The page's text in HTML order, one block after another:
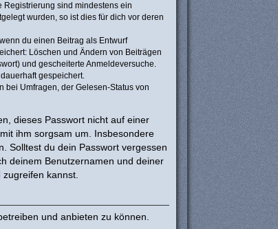
sind mindestens ein
wurden, so ist dies für dich vor deren
du einen Beitrag als Entwurf
Löschen und Ändern von Beiträgen
und gescheiterte Anmeldeversuche.
gespeichert.
bei Umfragen, der Gelesen-Status von
dieses Passwort nicht auf einer
ihm sorgsam um. Insbesondere
Solltest du dein Passwort vergessen
deinem Benutzernamen und deiner
kannst.
und anbieten zu können.